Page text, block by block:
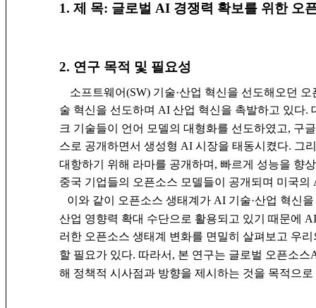
1. 제 목: 글로벌 AI 경쟁력 확보를 위한 오
2. 연구 목적 및 필요성
소프트웨어(SW) 기술·산업 혁신을 선도해오던
술 혁신을 선도하며 AI 산업 혁신을 촉발하고 있다.
크 기술들이 언어 모델의 대형화를 선도하였고, 구
스로 공개하면서 생성형 AI 시장을 태동시켰다. 그
대항하기 위해 라마를 공개하며, 빠르게 성능을 향
중국 기업들의 오픈소스 모델들이 공개되며 미국
이와 같이 오픈소스 생태계가 AI 기술·산업 혁신
산업 영향력 확대 수단으로 활용되고 있기 때문에
러한 오픈소스 생태계 변화를 면밀히 살펴보고 우
할 필요가 있다. 따라서, 본 연구는 글로벌 오픈소
해 정책적 시사점과 방향을 제시하는 것을 목적으